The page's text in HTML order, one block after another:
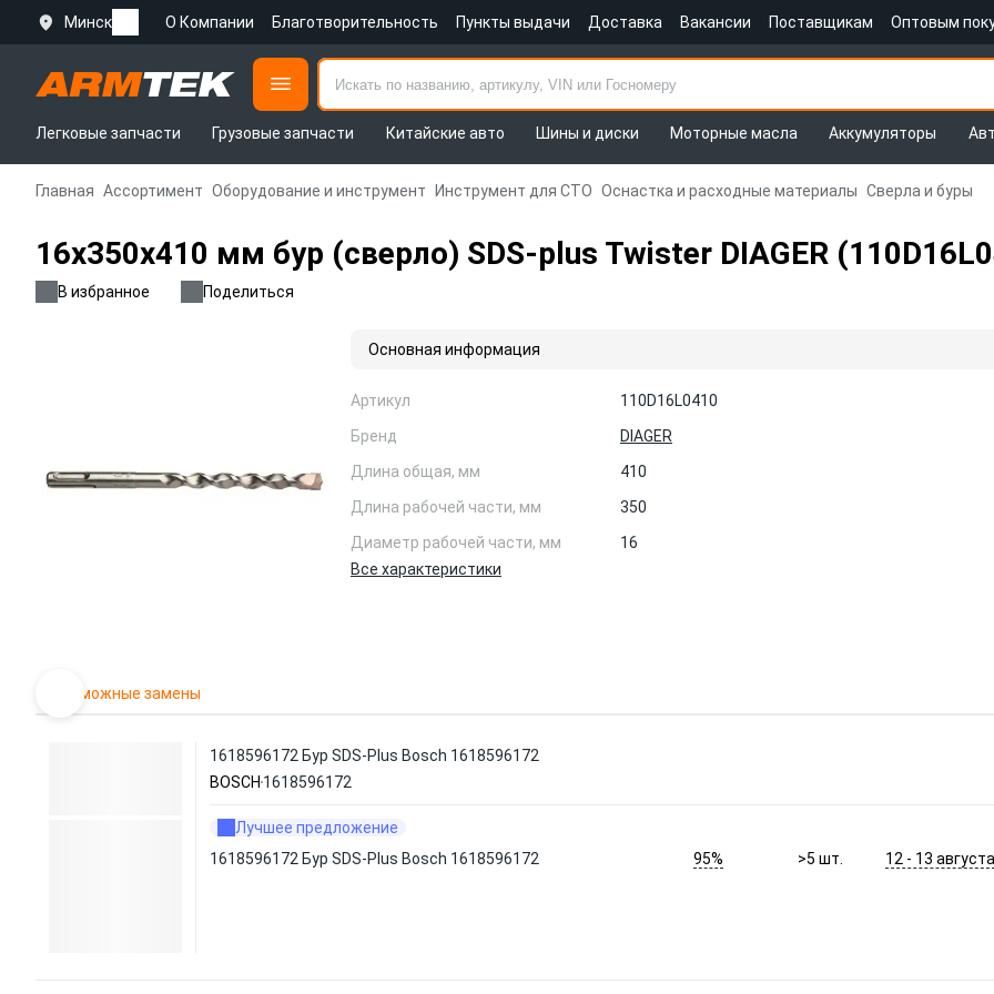
Минск О Компании Благотворительность Пункты выдачи Доставка Вакансии Поставщикам Оптовым
Легковые запчасти
Грузовые запчасти Китайские авто Шины и диски Моторные масла Аккумуляторы
Главная Ассортимент Оборудование и инструмент Инструмент для СТО Оснастка и расходные материалы Сверла и буры
16х350х410 мм бур (сверло) SDS-plus Twister DIAGER
В избранное Поделиться
Основная информация
Артикул
110D16L0410
Бренд
DIAGER
Длина общая, мм
410
Длина рабочей части, мм
350
Диаметр рабочей части, мм
16
Все характеристики
Возможные замены
1618596172 Бур SDS-Plus Bosch 1618596172
BOSCH 1618596172
Лучшее предложение
1618596172 Бур SDS-Plus Bosch 1618596172
95% >5шт. 12 - 13 августа